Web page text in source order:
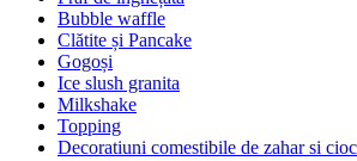
Bubble waffle
Clătite și Pancake
Gogoși
Ice slush granita
Milkshake
Topping
Decoratiuni comestibile de zahar si